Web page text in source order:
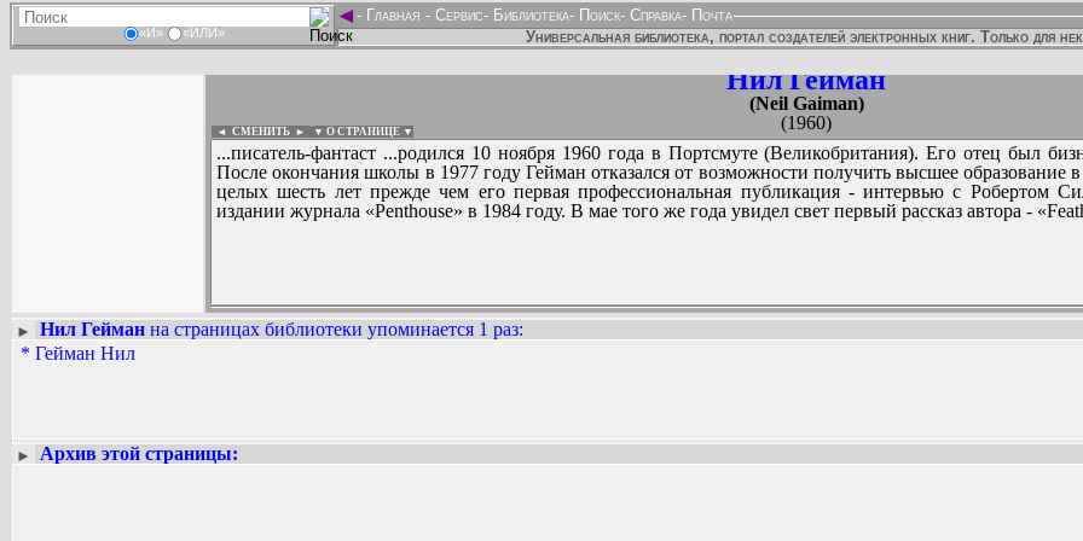
«И» «ИЛИ»
◄- Главная - Сервис- Библиотека- Поиск- Справка- Почта
Универсальная библиотека, портал создателей электронных книг. Только для
Нил Гейман
(Neil Gaiman)
(1960)
◄ СМЕНИТЬ ► ▼ О СТРАНИЦЕ ▼
...писатель-фантаст ...родился 10 ноября 1960 года в Портсмуте (Великобритания). Его отец был
После окончания школы в 1977 году Гейман отказался от возможности получить высшее
целых шесть лет прежде чем его первая профессиональная публикация - интервью с Робертом
издании журнала «Penthouse» в 1984 году. В мае того же года увидел свет первый рассказ автора -
Вадим Ершов...
► Нил Гейман на страницах библиотеки упоминается 1 раз:
* Гейман Нил
► Архив этой страницы: